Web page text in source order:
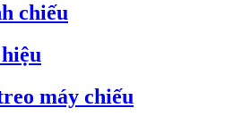
chiếu
máy chiếu